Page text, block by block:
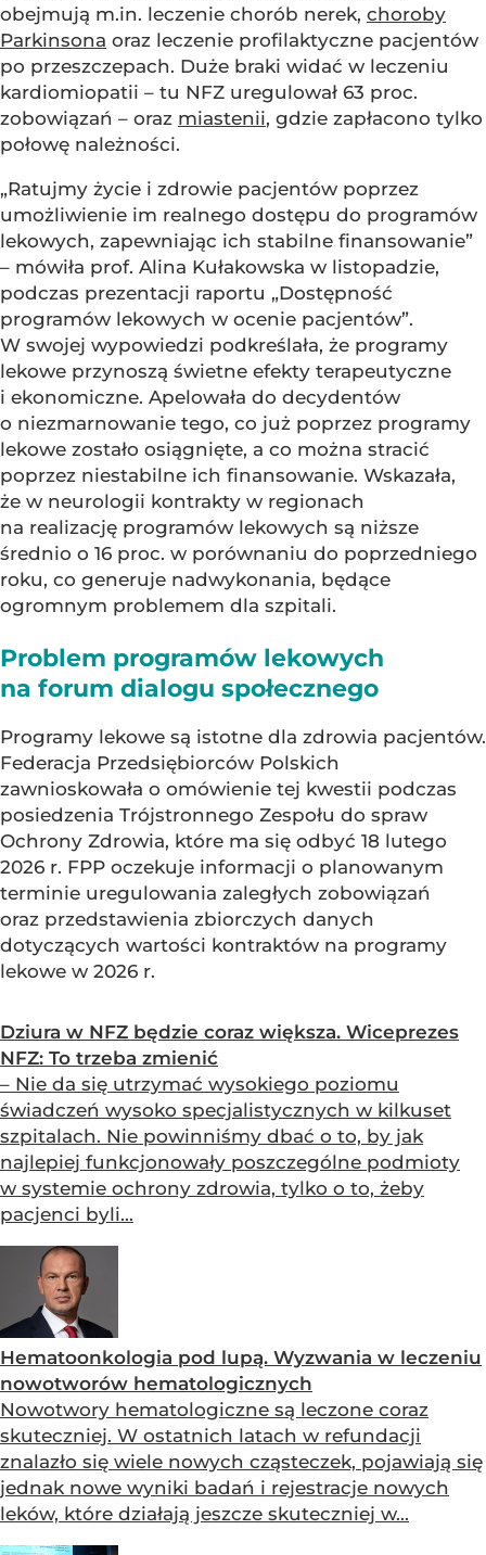
obejmują m.in. leczenie chorób nerek, choroby
Parkinsona oraz leczenie profilaktyczne pacjentów
po przeszczepach. Duże braki widać w leczeniu
kardiomiopatii – tu NFZ uregulował 63 proc.
zobowiązań – oraz miastenii, gdzie zapłacono tylko
połowę należności.
„Ratujmy życie i zdrowie pacjentów poprzez
umożliwienie im realnego dostępu do programów
lekowych, zapewniając ich stabilne finansowanie”
– mówiła prof. Alina Kułakowska w listopadzie,
podczas prezentacji raportu „Dostępność
programów lekowych w ocenie pacjentów”.
W swojej wypowiedzi podkreślała, że programy
lekowe przynoszą świetne efekty terapeutyczne
i ekonomiczne. Apelowała do decydentów
o niezmarnowanie tego, co już poprzez programy
lekowe zostało osiągnięte, a co można stracić
poprzez niestabilne ich finansowanie. Wskazała,
że w neurologii kontrakty w regionach
na realizację programów lekowych są niższe
średnio o 16 proc. w porównaniu do poprzedniego
roku, co generuje nadwykonania, będące
ogromnym problemem dla szpitali.
Problem programów lekowych
na forum dialogu społecznego
Programy lekowe są istotne dla zdrowia pacjentów.
Federacja Przedsiębiorców Polskich
zawnioskowała o omówienie tej kwestii podczas
posiedzenia Trójstronnego Zespołu do spraw
Ochrony Zdrowia, które ma się odbyć 18 lutego
2026 r. FPP oczekuje informacji o planowanym
terminie uregulowania zaległych zobowiązań
oraz przedstawienia zbiorczych danych
dotyczących wartości kontraktów na programy
lekowe w 2026 r.
Dziura w NFZ będzie coraz większa. Wiceprezes
NFZ: To trzeba zmienić
– Nie da się utrzymać wysokiego poziomu
świadczeń wysoko specjalistycznych w kilkuset
szpitalach. Nie powinniśmy dbać o to, by jak
najlepiej funkcjonowały poszczególne podmioty
w systemie ochrony zdrowia, tylko o to, żeby
pacjenci byli...
Hematoonkologia pod lupą. Wyzwania w leczeniu
nowotworów hematologicznych
Nowotwory hematologiczne są leczone coraz
skuteczniej. W ostatnich latach w refundacji
znalazło się wiele nowych cząsteczek, pojawiają się
jednak nowe wyniki badań i rejestracje nowych
leków, które działają jeszcze skuteczniej w...